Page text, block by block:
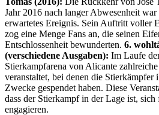
Jahr 2016 nach langer Abwesenheit
erwartetes Ereignis. Sein Auftritt voller
zog eine Menge Fans an, die seinen
Entschlossenheit bewunderten. 6.
(verschiedene Ausgaben): Im Laufe
Stierkampfarena von Alicante
veranstaltet, bei denen die Stierkämpfer
Zwecke gespendet haben. Diese
dass der Stierkampf in der Lage ist,
engagieren.